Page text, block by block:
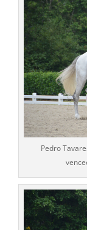
Pedro